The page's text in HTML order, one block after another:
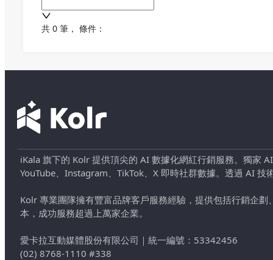
共 0 筆 ， 條件：
iKala 旗下的 Kolr 提供頂尖的 AI 數據化網紅行銷服務。獨家
YouTube、Instagram、TikTok、X 即時社群數據。透過 AI
Kolr 專業團隊擁有豐富品牌客戶服務經驗，提供包括行銷企
本，成功服務超過上萬家企業。
愛卡拉互動媒體股份有限公司 ｜ 統一編號：53342456
(02) 8768-1110 #338